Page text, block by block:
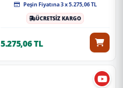
Peşin Fiyatına 3 x 5.275,06 TL
ÜCRETSİZ KARGO
5.275,06 TL